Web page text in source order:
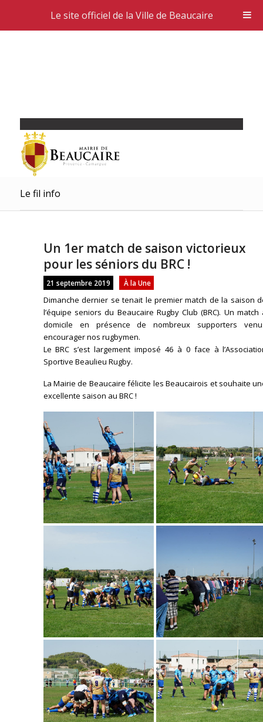
Le fil info
Un 1er match de saison victorieux
pour les séniors du BRC !
21 septembre 2019 À la Une
Dimanche dernier se tenait le premier match de la saison
l’équipe seniors du Beaucaire Rugby Club (BRC). Un match
domicile en présence de nombreux supporters
encourager nos rugbymen.
Le BRC s’est largement imposé 46 à 0 face à
Sportive Beaulieu Rugby.
La Mairie de Beaucaire félicite les Beaucairois et souhaite
excellente saison au BRC !
Le site officiel de la Ville de Beaucaire